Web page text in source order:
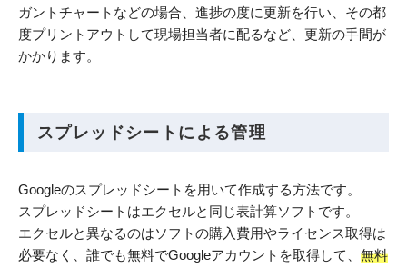
ガントチャートなどの場合、進捗の度に更新を行い、その都
度プリントアウトして現場担当者に配るなど、更新の手間が
かかります。
スプレッドシートによる管理
Googleのスプレッドシートを用いて作成する方法です。
スプレッドシートはエクセルと同じ表計算ソフトです。
エクセルと異なるのはソフトの購入費用やライセンス取得は
必要なく、誰でも無料でGoogleアカウントを取得して、 無料